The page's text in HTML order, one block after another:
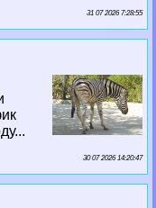
31 07 2026 7:28:55
30 07 2026 14:20:47